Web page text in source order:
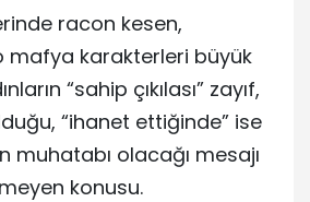
racon kesen,
karakterleri büyük
“sahip çıkılası” zayıf,
“ihanet ettiğinde” ise
muhatabı olacağı mesajı
konusu.